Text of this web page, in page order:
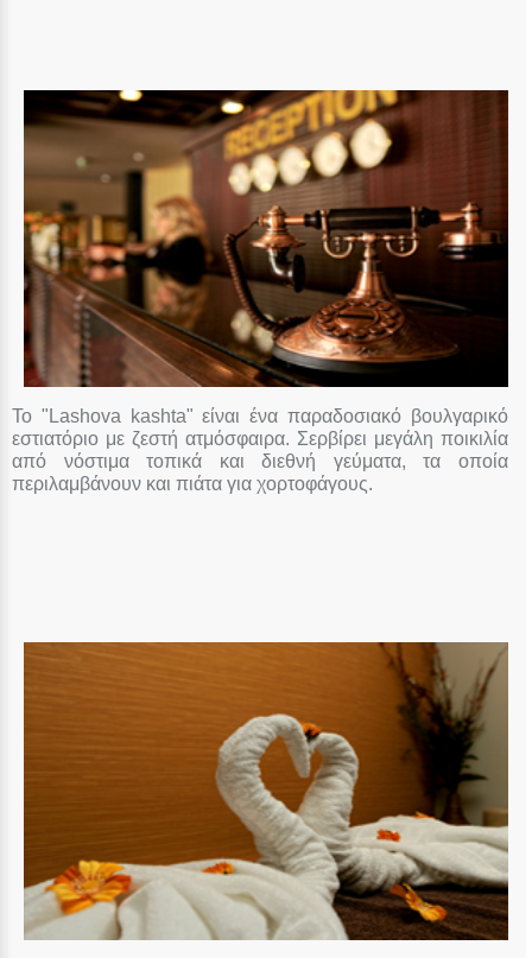
Το "Lashova kashta" είναι ένα παραδοσιακό βουλγαρικό
εστιατόριο με ζεστή ατμόσφαιρα. Σερβίρει μεγάλη ποικιλία
από νόστιμα τοπικά και διεθνή γεύματα, τα οποία
περιλαμβάνουν και πιάτα για χορτοφάγους.